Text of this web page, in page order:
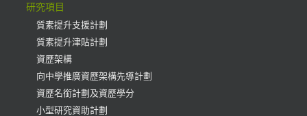
研究項目
質素提升支援計劃
質素提升津貼計劃
資歷架構
向中學推廣資歷架構先導計劃
資歷名銜計劃及資歷學分
小型研究資助計劃